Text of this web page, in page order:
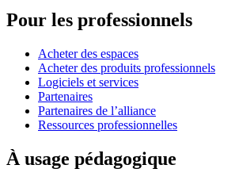
Pour les professionnels
Acheter des espaces
Acheter des produits professionnels
Logiciels et services
Partenaires
Partenaires de l’alliance
Ressources professionnelles
À usage pédagogique